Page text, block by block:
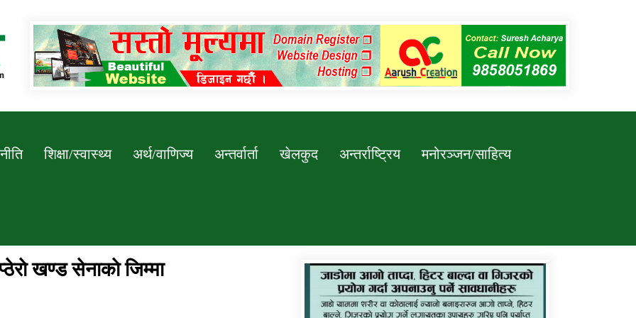
Newssarokar
शिक्षा/स्वास्थ्य अर्थ/वाणिज्य अन्तर्वार्ता खेलकुद अन्तर्राष्ट्रिय मनोरञ्जन/साहित्य
कर्णाली प्रविधि शिक्षालय जुम्लाको सुचना
खण्ड सेनाकाे जिम्मा